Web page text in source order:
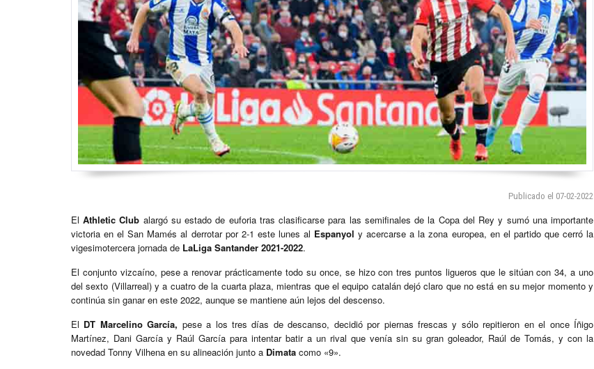
Publicado el 07-02-2022
ElAthletic Club alargó su estado de euforia tras clasificarse para las semifinales de la Copa del Rey y sumó una importante
victoria en el San Mamés al derrotar por 2-1 este lunes al Espanyoly acercarse a la zona europea, en el partido que cerró la
vigesimotercera jornada de LaLiga Santander 2021-2022.
El conjunto vizcaíno, pese a renovar prácticamente todo su once, se hizo con tres puntos ligueros que le sitúan con 34, a uno
del sexto (Villarreal) y a cuatro de la cuarta plaza, mientras que el equipo catalán dejó claro que no está en su mejor momento y
continúa sin ganar en este 2022, aunque se mantiene aún lejos del descenso.
El DT Marcelino García, pese a los tres días de descanso, decidió por piernas frescas y sólo repitieron en el once Íñigo
Martínez, Dani García y Raúl García para intentar batir a un rival que venía sin su gran goleador, Raúl de Tomás, y con la
novedad Tonny Vilhena en su alineación junto a Dimata como «9».